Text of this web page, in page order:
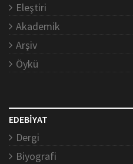
Eleştiri
Akademik
Arşiv
Öykü
EDEBİYAT
Dergi
Biyografi